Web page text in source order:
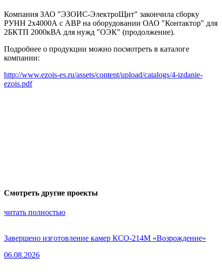
Компания ЗАО "ЭЗОИС-ЭлектроЩит" закончила сборку
РУНН 2х4000А с АВР на оборудовании ОАО "Контактор" для
2БКТП 2000кВА для нужд "ОЭК" (продолжение).
Подробнее о продукции можно посмотреть в каталоге
компании:
http://www.ezois-es.ru/assets/content/upload/catalogs/4-izdanie-
ezois.pdf
Смотреть другие проекты
читать полностью
Завершено изготовление камер КСО-214М «Возрождение»
06.08.2026